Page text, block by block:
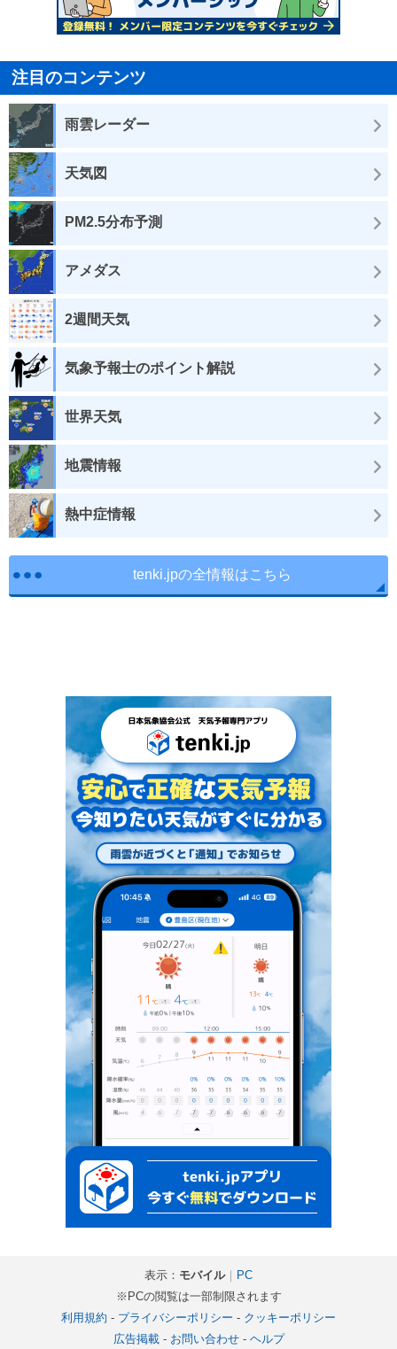
注目のコンテンツ
雨雲レーダー
天気図
PM2.5分布予測
アメダス
2週間天気
気象予報士のポイント解説
世界天気
地震情報
熱中症情報
tenki.jpの全情報はこちら
表示： モバイル｜ PC
※PCの閲覧は一部制限されます
利用規約 - プライバシーポリシー - クッキーポリシー
広告掲載- お問い合わせ- ヘルプ